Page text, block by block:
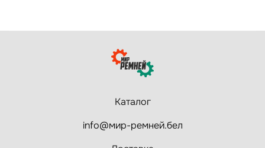
Каталог
info@мир-ремней.бел